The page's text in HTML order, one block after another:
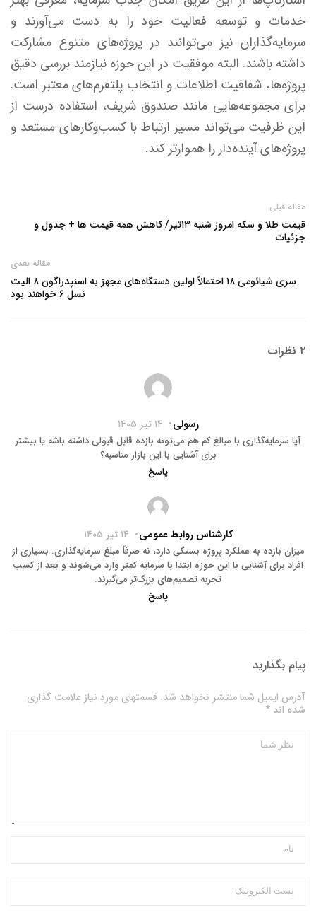
خدمات و توسعه فعالیت خود را به دست می‌آورند و
سرمایه‌گذاران نیز می‌توانند در پروژه‌های متنوع مشارکت
داشته باشند. البته موفقیت در این حوزه نیازمند بررسی دقیق
پروژه‌ها، شفافیت اطلاعات و انتخاب پلتفرم‌های معتبر است.
برای مجموعه‌هایی مانند صندوق شریف، استفاده درست از
این ظرفیت می‌تواند مسیر ارتباط با کسب‌وکارهای مستعد و
پروژه‌های آینده‌دار را هموارتر کند.
مقاله قبلی
قیمت طلا و سکه امروز شنبه ۱۳تیر/ کاهش همه قیمت ها + جدول و
جزئیات
مقاله بعدی
سری شیائومی ۱۸ احتمالاً اولین دستگاه‌های مجهز به اسنپدراگون ۸ الیت
نسل ۶ خواهند بود
۲ نظرات
رسولی ۱۴ تیر ۱۴۰۵
آیا سرمایه‌گذاری با مبالغ کم هم می‌تونه بازده قابل قبولی داشته باشه یا بیشتر
برای آشنایی با این بازار مناسبه؟
پاسخ
کارشناس روابط عمومی ۱۴ تیر ۱۴۰۵
میزان بازده به عملکرد پروژه بستگی دارد، نه صرفاً مبلغ سرمایه‌گذاری. بسیاری از
افراد برای آشنایی با این حوزه ابتدا با سرمایه کمتر وارد می‌شوند و بعد از کسب
تجربه تصمیم‌های بزرگ‌تر می‌گیرند.
پاسخ
پیام بگذارید
آدرس ایمیل شما منتشر نخواهد شد. قسمتهای مورد نیاز علامت گذاری
شده اند *